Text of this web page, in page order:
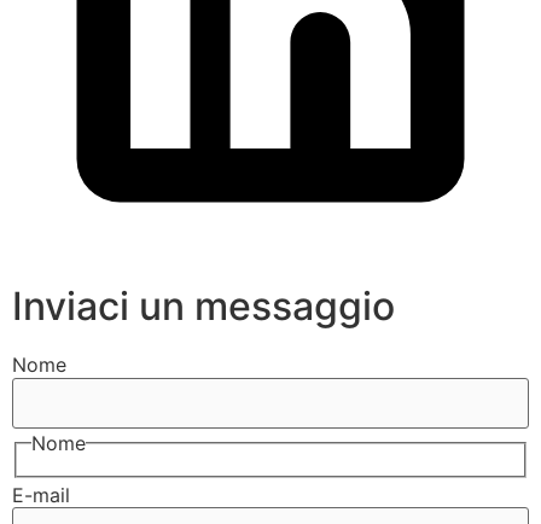
Inviaci un messaggio
Nome
Nome
E-mail